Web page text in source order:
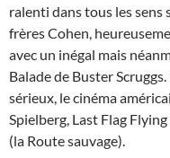
ralenti dans tous les sens
frères Cohen,
avec un inégal mais
Balade de Buster
sérieux, le cinéma
Spielberg, Last Flag
(la Route sauvage).